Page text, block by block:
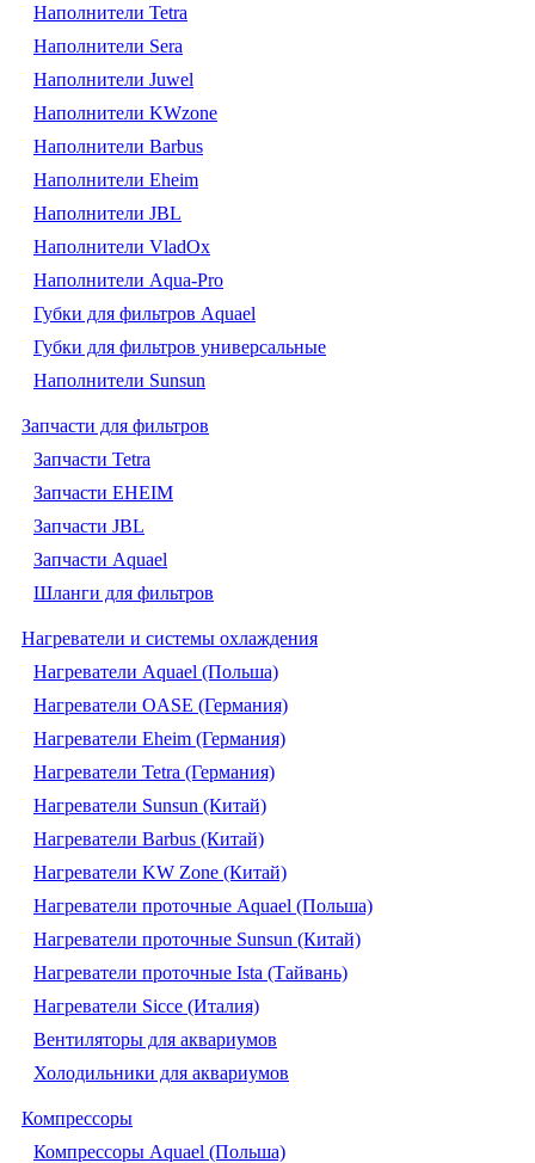
Наполнители Tetra
Наполнители Sera
Наполнители Juwel
Наполнители KWzone
Наполнители Barbus
Наполнители Eheim
Наполнители JBL
Наполнители VladOx
Наполнители Aqua-Pro
Губки для фильтров Aquael
Губки для фильтров универсальные
Наполнители Sunsun
Запчасти для фильтров
Запчасти Tetra
Запчасти EHEIM
Запчасти JBL
Запчасти Aquael
Шланги для фильтров
Нагреватели и системы охлаждения
Нагреватели Aquael (Польша)
Нагреватели OASE (Германия)
Нагреватели Eheim (Германия)
Нагреватели Tetra (Германия)
Нагреватели Sunsun (Китай)
Нагреватели Barbus (Китай)
Нагреватели KW Zone (Китай)
Нагреватели проточные Aquael (Польша)
Нагреватели проточные Sunsun (Китай)
Нагреватели проточные Ista (Тайвань)
Нагреватели Sicce (Италия)
Вентиляторы для аквариумов
Холодильники для аквариумов
Компрессоры
Компрессоры Aquael (Польша)